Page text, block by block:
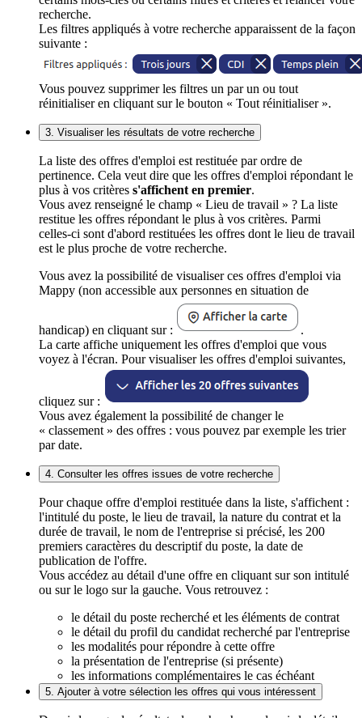
recherche.
Les filtres appliqués à votre recherche apparaissent de la façon
suivante :
Vous pouvez supprimer les filtres un par un ou tout
réinitialiser en cliquant sur le bouton « Tout réinitialiser ».
3. Visualiser les résultats de votre recherche
La liste des offres d'emploi est restituée par ordre de
pertinence. Cela veut dire que les offres d'emploi répondant le
plus à vos critères s'affichent en premier.
Vous avez renseigné le champ « Lieu de travail » ? La liste
restitue les offres répondant le plus à vos critères. Parmi
celles-ci sont d'abord restituées les offres dont le lieu de travail
est le plus proche de votre recherche.
Vous avez la possibilité de visualiser ces offres d'emploi via
Mappy (non accessible aux personnes en situation de
handicap) en cliquant sur :
.
La carte affiche uniquement les offres d'emploi que vous
voyez à l'écran. Pour visualiser les offres d'emploi suivantes,
cliquez sur :
Vous avez également la possibilité de changer le
« classement » des offres : vous pouvez par exemple les trier
par date.
4. Consulter les offres issues de votre recherche
Pour chaque offre d'emploi restituée dans la liste, s'affichent :
l'intitulé du poste, le lieu de travail, la nature du contrat et la
durée de travail, le nom de l'entreprise si précisé, les 200
premiers caractères du descriptif du poste, la date de
publication de l'offre.
Vous accédez au détail d'une offre en cliquant sur son intitulé
ou sur le logo sur la gauche. Vous retrouvez :
le détail du poste recherché et les éléments de contrat
le détail du profil du candidat recherché par l'entreprise
les modalités pour répondre à cette offre
la présentation de l'entreprise (si présente)
les informations complémentaires le cas échéant
5. Ajouter à votre sélection les offres qui vous intéressent